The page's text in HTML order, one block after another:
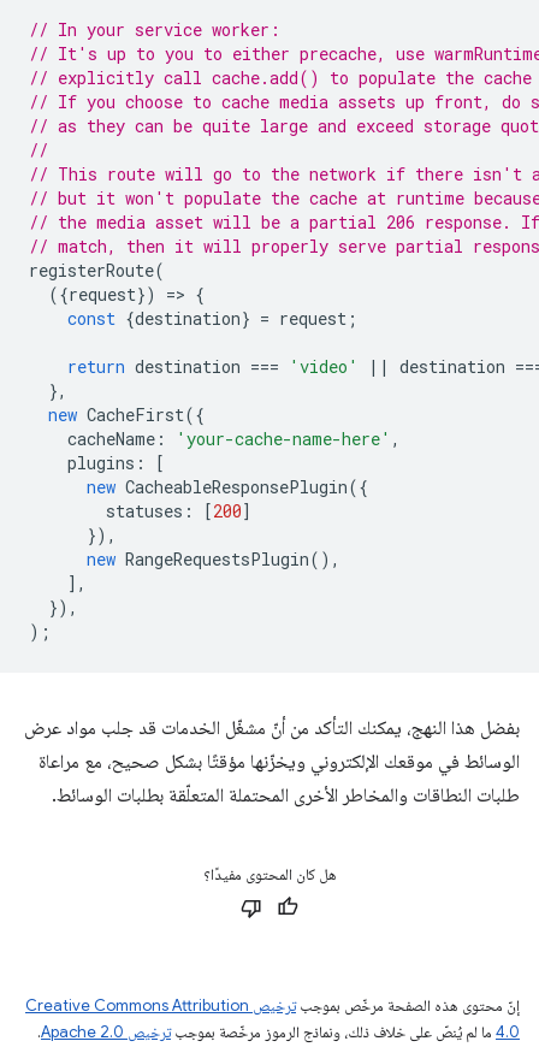
// In your service worker:
// It's up to you to either precache, use
// explicitly call cache.add() to populate the cache
// If you choose to cache media assets up front, do
// as they can be quite large and exceed storage
//
// This route will go to the network if there isn't a
// but it won't populate the cache at runtime
// the media asset will be a partial 206 response.
// match, then it will properly serve partial
registerRoute(
({request}) => {
const {destination} = request ;
return destination === 'video' || destination
},
new CacheFirst({
cacheName : 'your-cache-name-here' ,
plugins :
[
new CacheableResponsePlugin({
statuses : [200]
}),
new RangeRequestsPlugin(),
],
}),
);
بفضل هذا النهج، يمكنك التأكد من أنّ مشغّل الخدمات قد جلب مواد عرض
الوسائط في موقعك الإلكتروني ويخزّنها مؤقتًا بشكل صحيح، مع مراعاة
طلبات النطاقات والمخاطر الأخرى المحتملة المتعلّقة بطلبات الوسائط.
هل كان المحتوى مفيدًا؟
إنّ محتوى هذه الصفحة مرخّص بموجب
ترخيص Creative Commons Attribution
4.0‏ ما لم يُنصّ على خلاف ذلك، ونماذج الرموز مرخّصة بموجبترخيص Apache 2.0‏
.